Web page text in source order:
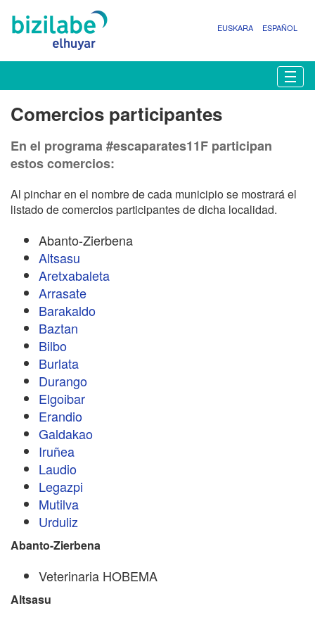
EUSKARA ESPAÑOL
Comercios participantes
En el programa #escaparates11F participan
estos comercios:
Al pinchar en el nombre de cada municipio se mostrará el
listado de comercios participantes de dicha localidad.
Abanto-Zierbena
Altsasu
Aretxabaleta
Arrasate
Barakaldo
Baztan
Bilbo
Burlata
Durango
Elgoibar
Erandio
Galdakao
Iruñea
Laudio
Legazpi
Mutilva
Urduliz
Abanto-Zierbena
Veterinaria HOBEMA
Altsasu